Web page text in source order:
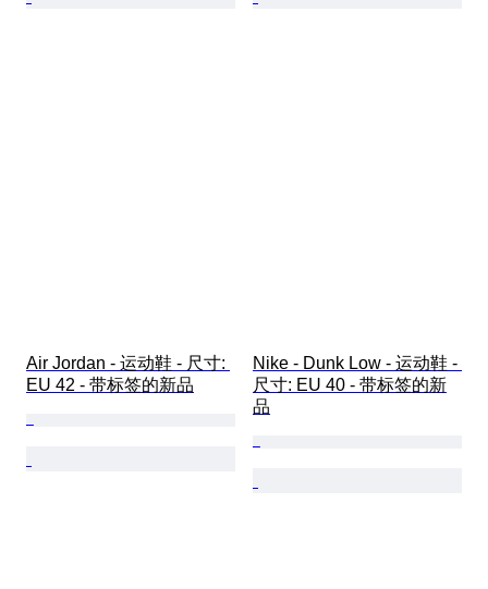
Air Jordan - 运动鞋 - 尺寸:
EU 42 - 带标签的新品
Nike - Dunk Low - 运动鞋 -
尺寸: EU 40 - 带标签的新
品